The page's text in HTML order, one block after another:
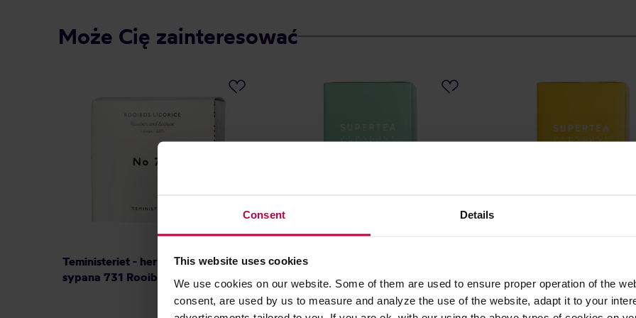
Consent Details
This website uses cookies
We use cookies on our website. Some of them are used to ensure proper operation of the
consent, are used by us to measure and analyze the use of the website, adapt it to your
Może Cię zainteresować
Teministeriet - herbata rooibos
sypana 731 Rooibos Licorice 100 g
Teministeriet - herbata ziołowa
Supertea Cinnamon Ginger Detox
Supertea Lemongrass Ginger
20 saszetek